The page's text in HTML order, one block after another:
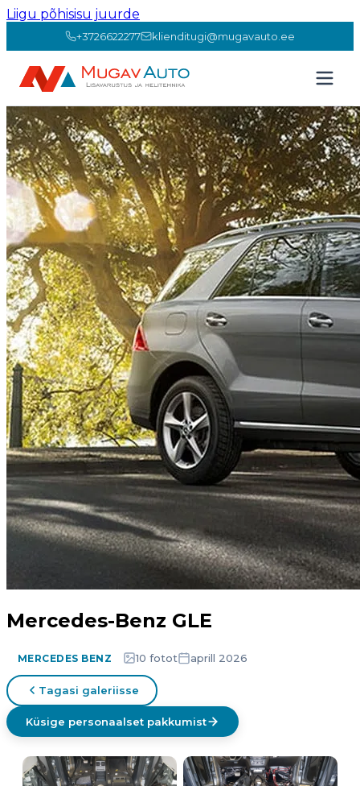
Liigu põhisisu juurde
+3726622277 klienditugi@mugavauto.ee
Mercedes-Benz GLE
MERCEDES BENZ 10 fotot aprill 2026
Tagasi galeriisse
Küsige personaalset pakkumist